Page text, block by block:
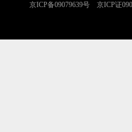
京ICP备09079639号 京ICP证